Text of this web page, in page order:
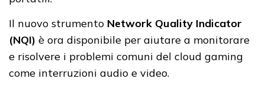
Il nuovo strumento Network Quality Indicator
(NQI) è ora disponibile per aiutare a monitorare
e risolvere i problemi comuni del cloud gaming
come interruzioni audio e video.